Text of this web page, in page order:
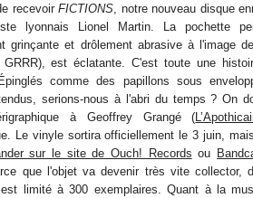
recevoir FICTIONS , notre nouveau disque
lyonnais Lionel Martin. La pochette
grinçante et drôlement abrasive à l'image
est éclatante. C'est toute une
comme des papillons sous
serions-nous à l'abri du temps ? On
à Geoffrey Grangé (
Le vinyle sortira officiellement le 3 juin,
sur le site de Ouch! Records ou
que l'objet va devenir très vite collector,
limité à 300 exemplaires. Quant à la